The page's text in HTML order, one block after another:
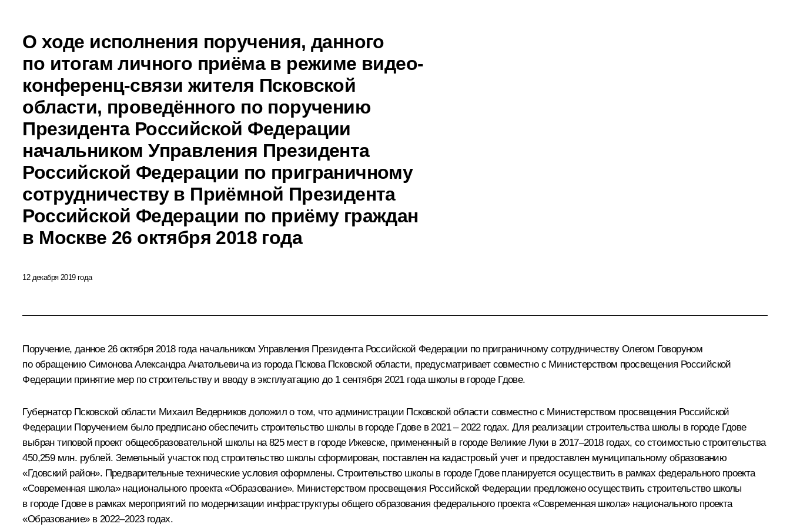
О ходе исполнения поручения, данного
по итогам личного приёма в режиме видео-
конференц-связи жителя Псковской
области, проведённого по поручению
Президента Российской Федерации
начальником Управления Президента
Российской Федерации по приграничному
сотрудничеству в Приёмной Президента
Российской Федерации по приёму граждан
в Москве 26 октября 2018 года
12 декабря 2019 года
Поручение, данное 26 октября 2018 года начальником Управления Президента Российской Федерации по приграничному сотрудничеству Олегом Говоруном
по обращению Симонова Александра Анатольевича из города Пскова Псковской области, предусматривает совместно с Министерством просвещения Российской
Федерации принятие мер по строительству и вводу в эксплуатацию до 1 сентября 2021 года школы в городе Гдове.
Губернатор Псковской области Михаил Ведерников доложил о том, что администрации Псковской области совместно с Министерством просвещения Российской
Федерации Поручением было предписано обеспечить строительство школы в городе Гдове в 2021 – 2022 годах. Для реализации строительства школы в городе Гдове
выбран типовой проект общеобразовательной школы на 825 мест в городе Ижевске, примененный в городе Великие Луки в 2017–2018 годах, со стоимостью строительства
450,259 млн. рублей. Земельный участок под строительство школы сформирован, поставлен на кадастровый учет и предоставлен муниципальному образованию
«Гдовский район». Предварительные технические условия оформлены. Строительство школы в городе Гдове планируется осуществить в рамках федерального проекта
«Современная школа» национального проекта «Образование». Министерством просвещения Российской Федерации предложено осуществить строительство школы
в городе Гдове в рамках мероприятий по модернизации инфраструктуры общего образования федерального проекта «Современная школа» национального проекта
«Образование» в 2022–2023 годах.